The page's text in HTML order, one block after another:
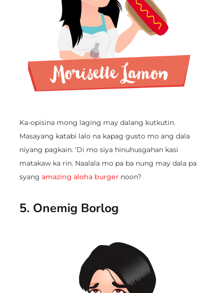
Ka-opisina mong laging may dalang kutkutin.
Masayang katabi lalo na kapag gusto mo ang dala
niyang pagkain. ‘Di mo siya hinuhusgahan kasi
matakaw ka rin. Naalala mo pa ba nung may dala pa
syang amazing aloha burger noon?
5. Onemig Borlog